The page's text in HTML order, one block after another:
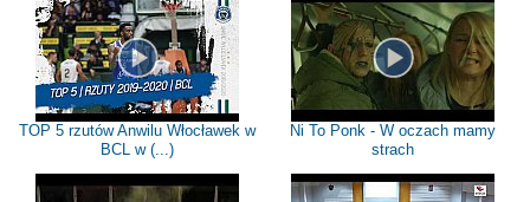
TOP 5 rzutów Anwilu Włocławek w
BCL w (...)
Ni To Ponk - W oczach mamy
strach